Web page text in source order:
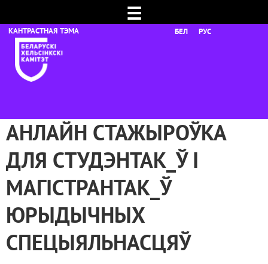
☰
БЕЛ РУС
АНЛАЙН СТАЖЫРОЎКА
ДЛЯ СТУДЭНТАК_Ў І
МАГІСТРАНТАК_Ў
ЮРЫДЫЧНЫХ
СПЕЦЫЯЛЬНАСЦЯЎ